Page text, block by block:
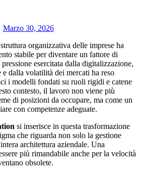
Marzo 30, 2026
organizzativa delle imprese ha
stabile per diventare un fattore di
esercitata dalla digitalizzazione,
dalla volatilità dei mercati ha reso
i modelli fondati su ruoli rigidi e catene
contesto, il lavoro non viene più
di posizioni da occupare, ma come un
con competenze adeguate.
si inserisce in questa trasformazione
che riguarda non solo la gestione
architettura aziendale. Una
più rimandabile anche per la velocità
obsolete.